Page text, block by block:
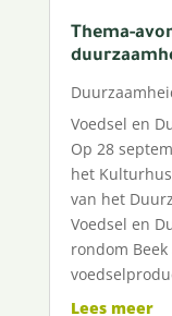
Thema-
Voedsel en
Op 28
het
van het
Voedsel en
rondom
Lees meer